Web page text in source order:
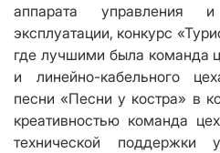
аппарата управления
эксплуатации, конкурс
где лучшими была команда
и линейно-кабельного
песни «Песни у костра» в
креативностью команда
технической поддержки